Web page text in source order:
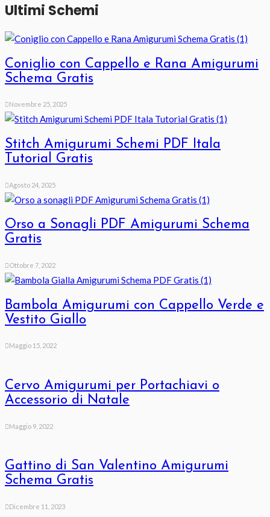
Ultimi Schemi
Coniglio con Cappello e Rana Amigurumi
Schema Gratis
Novembre 25, 2025
Stitch Amigurumi Schemi PDF Itala
Tutorial Gratis
Agosto 24, 2025
Orso a Sonagli PDF Amigurumi Schema
Gratis
Ottobre 7, 2022
Bambola Amigurumi con Cappello Verde e
Vestito Giallo
Maggio 15, 2022
Cervo Amigurumi per Portachiavi o
Accessorio di Natale
Maggio 9, 2022
Gattino di San Valentino Amigurumi
Schema Gratis
Dicembre 11, 2023